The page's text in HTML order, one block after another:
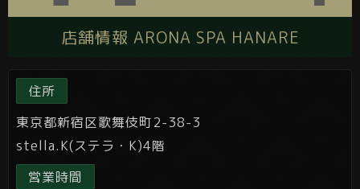
店舗情報 ARONA SPA HANARE
住所
東京都新宿区歌舞伎町2-38-3
stella.K(ステラ・K)4階
営業時間